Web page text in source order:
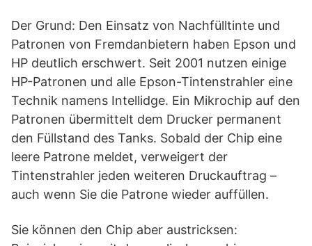
Der Grund: Den Einsatz von Nachfülltinte und
Patronen von Fremdanbietern haben Epson und
HP deutlich erschwert. Seit 2001 nutzen einige
HP-Patronen und alle Epson-Tintenstrahler eine
Technik namens Intellidge. Ein Mikrochip auf den
Patronen übermittelt dem Drucker permanent
den Füllstand des Tanks. Sobald der Chip eine
leere Patrone meldet, verweigert der
Tintenstrahler jeden weiteren Druckauftrag –
auch wenn Sie die Patrone wieder auffüllen.
Sie können den Chip aber austricksen: